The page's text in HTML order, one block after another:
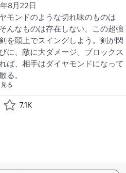
8月22日
モンドのような切れ味のものは
んなものは存在しない。この超強
を頭上でスイングしよう。剣が閃
に、敵に大ダメージ。ブロックス
ば、相手はダイヤモンドになって
る。
る
7.1K